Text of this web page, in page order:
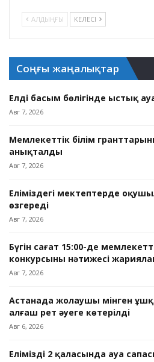
АЛДЫҢҒЫ КЕЛЕСІ
Соңғы жаңалықтар
Елдің басым бөлігінде ыстық
Авг 7, 2026
Мемлекеттік білім
анықталды
Авг 7, 2026
Еліміздегі мектептерде
өзгереді
Авг 7, 2026
Бүгін сағат 15:00-де
конкурсының нәтижесі
Авг 7, 2026
Астанада жолаушы мінген
алғаш рет әуеге көтерілді
Авг 6, 2026
Еліміздің 2 қаласында ауа